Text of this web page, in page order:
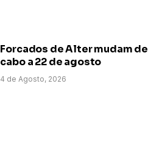
Forcados de Alter mudam de
cabo a 22 de agosto
4 de Agosto, 2026